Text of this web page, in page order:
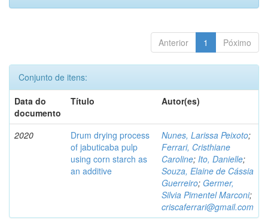
Anterior 1 Póximo
Conjunto de itens:
Data do
documento
Título Autor(es)
2020
Drum drying process
of jabuticaba pulp
using corn starch as
an additive
Nunes, Larissa Peixoto;
Ferrari, Cristhiane
Caroline; Ito, Danielle;
Souza, Elaine de Cássia
Guerreiro; Germer,
Silvia Pimentel Marconi;
criscaferrari@gmail.com